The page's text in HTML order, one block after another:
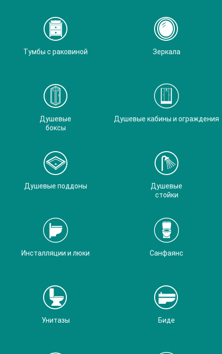
Тумбы с раковиной Зеркала
Душевые
боксы
Душевые кабины и ограждения
Душевые поддоны
Душевые
стойки
Инсталляции и люки Санфаянс
Унитазы Биде